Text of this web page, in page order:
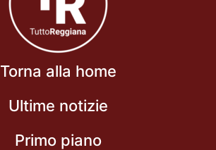
Torna alla home
Ultime notizie
Primo piano